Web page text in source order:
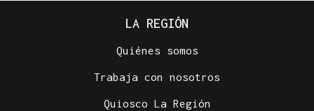
LA REGIÓN
Quiénes somos
Trabaja con nosotros
Quiosco La Región